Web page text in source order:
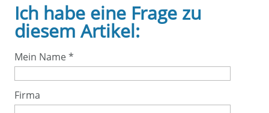
Ich habe eine Frage zu
diesem Artikel:
Mein Name*
Firma